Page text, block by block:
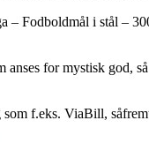
Fodboldmål i stål –
for mystisk god,
f.eks. ViaBill,